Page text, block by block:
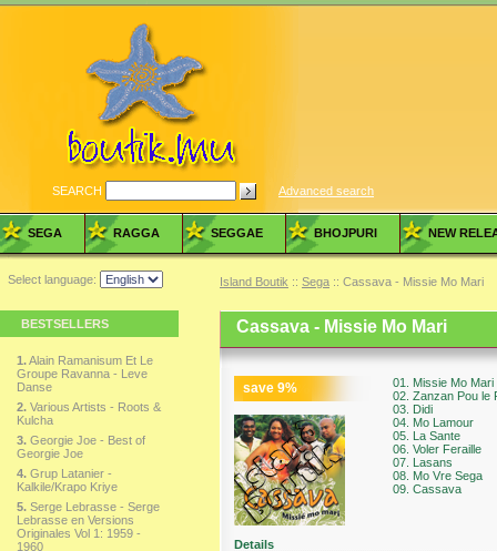
SEARCH Advanced search
SEGA RAGGA SEGGAE BHOJPURI NEW
Select language: Island Boutik :: Sega :: Cassava - Missie Mo Mari
BESTSELLERS
1.Alain Ramanisum Et Le
Groupe Ravanna - Leve
Danse
2. Various Artists - Roots &
Kulcha
3. Georgie Joe - Best of
Georgie Joe
4. Grup Latanier -
Kalkile/Krapo Kriye
5. Serge Lebrasse - Serge
Lebrasse en Versions
Originales Vol 1: 1959 -
1960
Cassava - Missie Mo Mari
save 9%
01. Missie Mo Mari
02. Zanzan Pou le
03. Didi
04. Mo Lamour
05. La Sante
06. Voler Feraille
07. Lasans
08. Mo Vre Sega
09. Cassava
Details